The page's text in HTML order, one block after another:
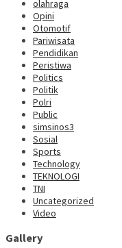
olahraga
Opini
Otomotif
Pariwisata
Pendidikan
Peristiwa
Politics
Politik
Polri
Public
simsinos3
Sosial
Sports
Technology
TEKNOLOGI
TNI
Uncategorized
Video
Gallery